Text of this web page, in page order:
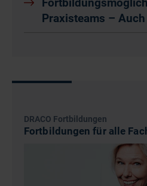
Praxisteams –
DRACO Fortbildungen
Fortbildungen für alle